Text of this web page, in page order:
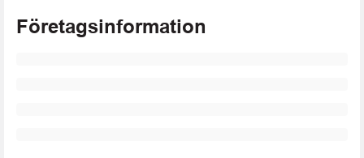
Företagsinformation